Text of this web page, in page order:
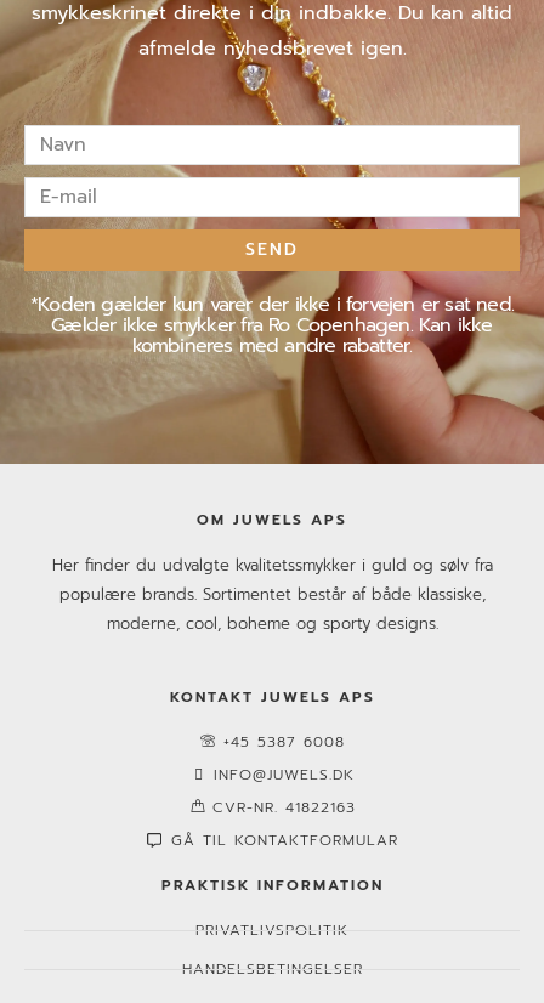
smykkeskrinet direkte i din indbakke. Du kan altid
afmelde nyhedsbrevet igen.
Navn
E-
mail
SEND
*Koden gælder kun varer der ikke i forvejen er sat ned.
Gælder ikke smykker fra Ro Copenhagen. Kan ikke
kombineres med andre rabatter.
OM JUWELS APS
Her finder du udvalgte kvalitetssmykker i guld og sølv fra
populære brands. Sortimentet består af både klassiske,
moderne, cool, boheme og sporty designs.
KONTAKT JUWELS APS
+45 5387 6008
INFO@JUWELS.DK
CVR-NR. 41822163
GÅ TIL KONTAKTFORMULAR
PRAKTISK INFORMATION
PRIVATLIVSPOLITIK
HANDELSBETINGELSER